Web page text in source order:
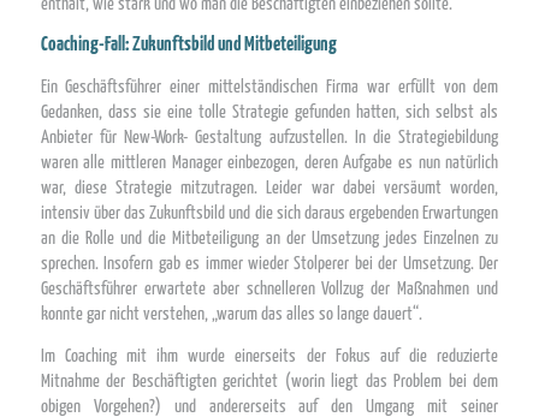
enthält, wie stark und wo man die Beschäftigten einbeziehen sollte.
Coaching-Fall: Zukunftsbild und Mitbeteiligung
Ein Geschäftsführer einer mittelständischen Firma war erfüllt von dem
Gedanken, dass sie eine tolle Strategie gefunden hatten, sich selbst als
Anbieter für New-Work- Gestaltung aufzustellen. In die Strategiebildung
waren alle mittleren Manager einbezogen, deren Aufgabe es nun natürlich
war, diese Strategie mitzutragen. Leider war dabei versäumt worden,
intensiv über das Zukunftsbild und die sich daraus ergebenden Erwartungen
an die Rolle und die Mitbeteiligung an der Umsetzung jedes Einzelnen zu
sprechen. Insofern gab es immer wieder Stolperer bei der Umsetzung. Der
Geschäftsführer erwartete aber schnelleren Vollzug der Maßnahmen und
konnte gar nicht verstehen, „warum das alles so lange dauert“.
Im Coaching mit ihm wurde einerseits der Fokus auf die reduzierte
Mitnahme der Beschäftigten gerichtet (worin liegt das Problem bei dem
obigen Vorgehen?) und andererseits auf den Umgang mit seiner